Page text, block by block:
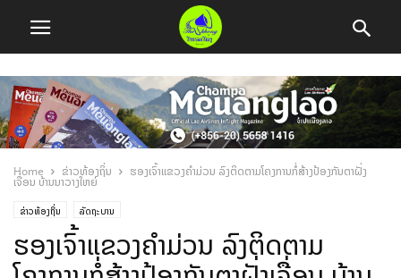
Home ຂ່າວທ້ອງຖິ່ນ ຮອງເຈົ້າແຂວງຄຳມ່ວນ ລົງຕິດຕາມໂຄງການກໍ່ສ້າງປ້ອງກັນຕາຝັ່ງ
ເຈື່ອນ ບ້ານນາວາງໃຫຍ່
ຂ່າວທ້ອງຖິ່ນ ລັດຖະບານ
ຮອງເຈົ້າແຂວງຄຳມ່ວນ ລົງຕິດຕາມ